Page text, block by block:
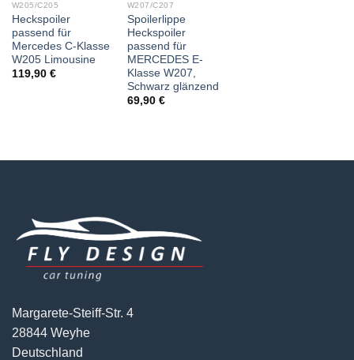
W205/C205
Heckspoiler
passend für
Mercedes C-Klasse
W205 Limousine
119,90 €
W207/C207
Spoilerlippe
Heckspoiler
passend für
MERCEDES E-
Klasse W207,
Schwarz glänzend
69,90 €
Margarete-Steiff-Str. 4
28844 Weyhe
Deutschland